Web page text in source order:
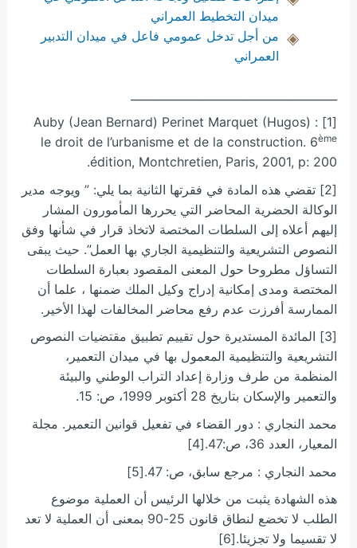
ميدان التخطيط العمراني
من أجل تدخل عمومي فاعل في ميدان التدبير
العمراني
[1] Auby (Jean Bernard) Perinet Marquet (Hugos) :
le droit de l’urbanisme et de la construction. 6ème
édition, Montchretien, Paris, 2001, p: 200.
[2] تقضي هذه المادة في فقرتها الثانية بما يلي: ” ويوجه مدير
الوكالة الحضرية المحاضر التي يحررها المأمورون المشار
إليهم أعلاه إلى السلطات المختصة لاتخاذ قرار في شأنها وفق
النصوص التشريعية والتنظيمية الجاري بها العمل”. حيث يبقى
التساؤل مطروحا حول المعنى المقصود بعبارة السلطات
المختصة ومدى إمكانية إدراج وكيل الملك ضمنها ، علما أن
الممارسة أفرزت عدم رفع محاضر المخالفات لهذا الأخير.
[3] المائدة المستديرة حول تقييم تطبيق مقتضيات النصوص
التشريعية والتنظيمية المعمول بها في ميدان التعمير،
المنظمة من طرف وزارة إعداد التراب الوطني والبيئة
والتعمير والإسكان بتاريخ 28 أكتوبر 1999، ص: 15.
محمد النجاري : دور القضاء في تفعيل قوانين التعمير. مجلة
المعيار، العدد 36، ص:47.[4]
محمد النجاري : مرجع سابق، ص: 47.[5]
هذه الشهادة يثبت من خلالها الرئيس أن العملية موضوع
الطلب لا تخضع لنطاق قانون 25-90 بمعنى أن العملية لا تعد
لا تقسيما ولا تجزيئا.[6]